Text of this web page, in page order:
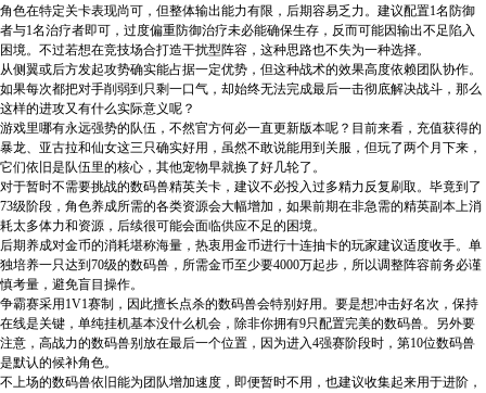
角色在特定关卡表现尚可，但整体输出能力有限，后期容易乏力。建议配置1名防御
者与1名治疗者即可，过度偏重防御治疗未必能确保生存，反而可能因输出不足陷入
困境。不过若想在竞技场合打造干扰型阵容，这种思路也不失为一种选择。
从侧翼或后方发起攻势确实能占据一定优势，但这种战术的效果高度依赖团队协作。
如果每次都把对手削弱到只剩一口气，却始终无法完成最后一击彻底解决战斗，那么
这样的进攻又有什么实际意义呢？
游戏里哪有永远强势的队伍，不然官方何必一直更新版本呢？目前来看，充值获得的
暴龙、亚古拉和仙女这三只确实好用，虽然不敢说能用到关服，但玩了两个月下来，
它们依旧是队伍里的核心，其他宠物早就换了好几轮了。
对于暂时不需要挑战的数码兽精英关卡，建议不必投入过多精力反复刷取。毕竟到了
73级阶段，角色养成所需的各类资源会大幅增加，如果前期在非急需的精英副本上消
耗太多体力和资源，后续很可能会面临供应不足的困境。
后期养成对金币的消耗堪称海量，热衷用金币进行十连抽卡的玩家建议适度收手。单
独培养一只达到70级的数码兽，所需金币至少要4000万起步，所以调整阵容前务必谨
慎考量，避免盲目操作。
争霸赛采用1V1赛制，因此擅长点杀的数码兽会特别好用。要是想冲击好名次，保持
在线是关键，单纯挂机基本没什么机会，除非你拥有9只配置完美的数码兽。另外要
注意，高战力的数码兽别放在最后一个位置，因为进入4强赛阶段时，第10位数码兽
是默认的候补角色。
不上场的数码兽依旧能为团队增加速度，即便暂时不用，也建议收集起来用于进阶，